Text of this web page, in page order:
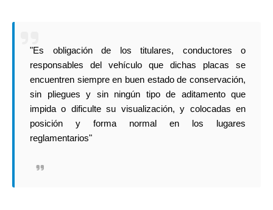
"Es obligación de los titulares, conductores o
responsables del vehículo que dichas placas se
encuentren siempre en buen estado de conservación,
sin pliegues y sin ningún tipo de aditamento que
impida o dificulte su visualización, y colocadas en
posición y forma normal en los lugares
reglamentarios"